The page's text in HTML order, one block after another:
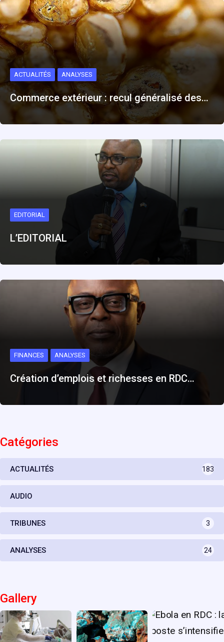
ACTUALITÉS ANALYSES
Commerce extérieur : recul généralisé des…
EDITORIAL
L’EDITORIAL
FINANCES ANALYSES
Création d’emplois et richesses en RDC…
Catégories
ACTUALITÉS 183
AUDIO
TRIBUNES 3
ANALYSES 24
Gallery